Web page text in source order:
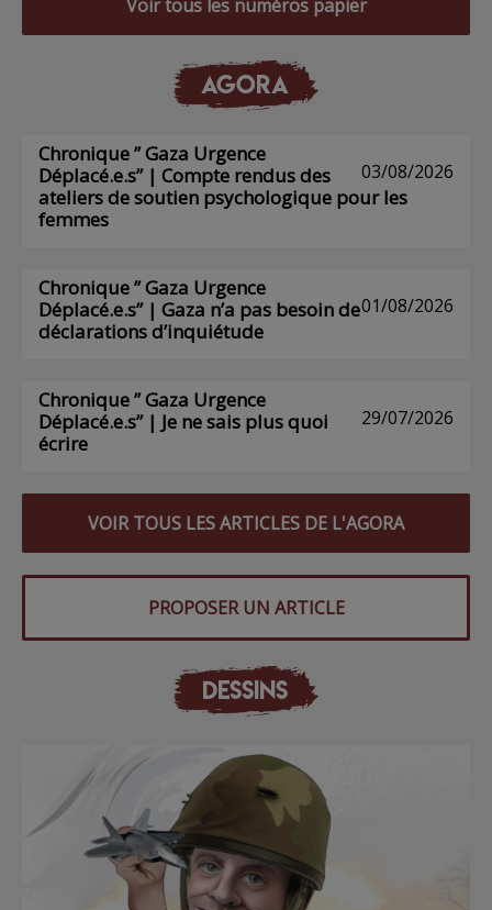
Voir tous les numéros papier
AGORA
03/08/2026
Chronique ” Gaza Urgence
Déplacé.e.s” | Compte rendus des
ateliers de soutien psychologique pour les
femmes
01/08/2026
Chronique ” Gaza Urgence
Déplacé.e.s” | Gaza n’a pas besoin de
déclarations d’inquiétude
29/07/2026
Chronique ” Gaza Urgence
Déplacé.e.s” | Je ne sais plus quoi
écrire
VOIR TOUS LES ARTICLES DE L'AGORA
PROPOSER UN ARTICLE
DESSINS